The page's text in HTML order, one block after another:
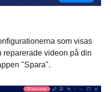
som visas
reparerade videon på din
"Spara".